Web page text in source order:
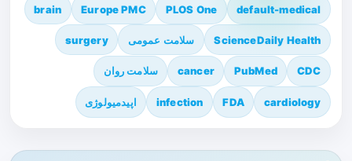
default-medical
PLOS One
Europe PMC
brain
ScienceDaily Health سلامت عمومی surgery
CDC
PubMed
cancer سلامت روان
cardiology
FDA
infection اپیدمیولوژی